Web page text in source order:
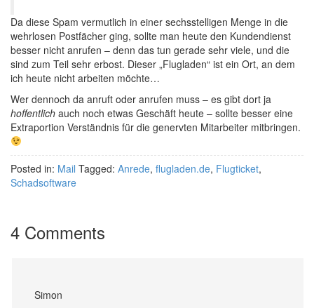
Da diese Spam vermutlich in einer sechsstelligen Menge in die
wehrlosen Postfächer ging, sollte man heute den Kundendienst
besser nicht anrufen – denn das tun gerade sehr viele, und die
sind zum Teil sehr erbost. Dieser „Flugladen“ ist ein Ort, an dem
ich heute nicht arbeiten möchte…
Wer dennoch da anruft oder anrufen muss – es gibt dort ja
hoffentlich auch noch etwas Geschäft heute – sollte besser eine
Extraportion Verständnis für die genervten Mitarbeiter mitbringen.
Posted in: Mail Tagged: Anrede, flugladen.de, Flugticket,
Schadsoftware
4 Comments
Simon